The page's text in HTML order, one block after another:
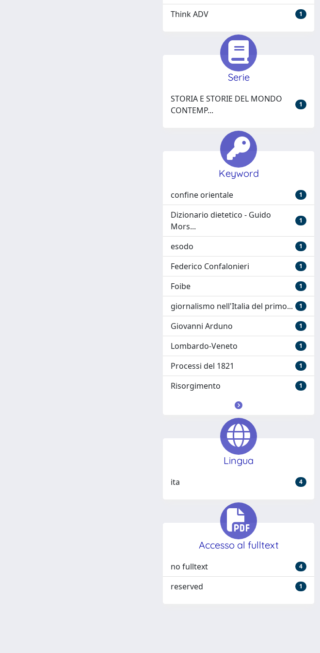
Think ADV 1
Serie
STORIA E STORIE DEL MONDO
CONTEMP...
1
Keyword
confine orientale 1
Dizionario dietetico - Guido
Mors...
1
esodo 1
Federico Confalonieri 1
Foibe 1
giornalismo nell'Italia del primo... 1
Giovanni Arduno 1
Lombardo-Veneto 1
Processi del 1821 1
Risorgimento 1
Lingua
ita 4
Accesso al fulltext
no fulltext 4
reserved 1